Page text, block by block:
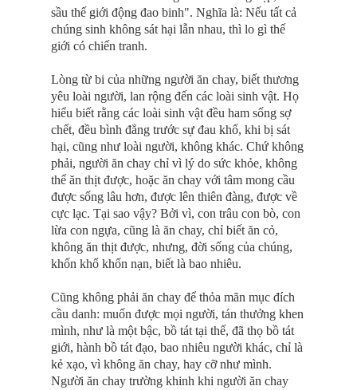
sầu thế giới động đao binh". Nghĩa là: Nếu tất cả
chúng sinh không sát hại lẫn nhau, thì lo gì thế
giới có chiến tranh.
Lòng từ bi của những người ăn chay, biết thương
yêu loài người, lan rộng đến các loài sinh vật. Họ
hiểu biết rằng các loài sinh vật đều ham sống sợ
chết, đều bình đẳng trước sự đau khổ, khi bị sát
hại, cũng như loài người, không khác. Chứ không
phải, người ăn chay chỉ vì lý do sức khỏe, không
thể ăn thịt được, hoặc ăn chay với tâm mong cầu
được sống lâu hơn, được lên thiên đàng, được về
cực lạc. Tại sao vậy? Bởi vì, con trâu con bò, con
lừa con ngựa, cũng là ăn chay, chỉ biết ăn cỏ,
không ăn thịt được, nhưng, đời sống của chúng,
khốn khổ khốn nạn, biết là bao nhiêu.
Cũng không phải ăn chay để thỏa mãn mục đích
cầu danh: muốn được mọi người, tán thưởng khen
mình, như là một bậc, bồ tát tại thế, đã thọ bồ tát
giới, hành bồ tát đạo, bao nhiêu người khác, chỉ là
kẻ xạo, vì không ăn chay, hay cỡ như mình.
Người ăn chay trường khinh khi người ăn chay